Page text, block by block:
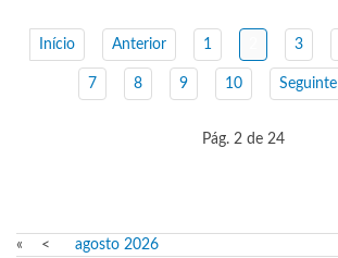
Início Anterior 1 3
7 8 9 10 Seguinte
Pág. 2 de 24
« < agosto 2026